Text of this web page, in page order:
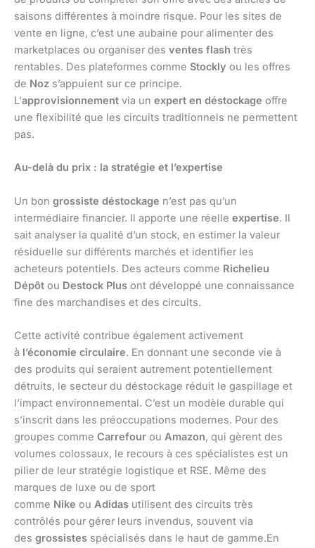
saisons différentes à moindre risque. Pour les sites de
vente en ligne, c’est une aubaine pour alimenter des
marketplaces ou organiser des ventes flash très
rentables. Des plateformes comme Stockly ou les offres
de Noz s’appuient sur ce principe.
L’approvisionnement via un expert en déstockage offre
une flexibilité que les circuits traditionnels ne permettent
pas.
Au-delà du prix : la stratégie et l’expertise
Un bon grossiste déstockage n’est pas qu’un
intermédiaire financier. Il apporte une réelle expertise. Il
sait analyser la qualité d’un stock, en estimer la valeur
résiduelle sur différents marchés et identifier les
acheteurs potentiels. Des acteurs comme Richelieu
Dépôt ou Destock Plus ont développé une connaissance
fine des marchandises et des circuits.
Cette activité contribue également activement
à l’économie circulaire. En donnant une seconde vie à
des produits qui seraient autrement potentiellement
détruits, le secteur du déstockage réduit le gaspillage et
l’impact environnemental. C’est un modèle durable qui
s’inscrit dans les préoccupations modernes. Pour des
groupes comme Carrefour ou Amazon, qui gèrent des
volumes colossaux, le recours à ces spécialistes est un
pilier de leur stratégie logistique et RSE. Même des
marques de luxe ou de sport
comme Nike ou Adidas utilisent des circuits très
contrôlés pour gérer leurs invendus, souvent via
des grossistes spécialisés dans le haut de gamme.En